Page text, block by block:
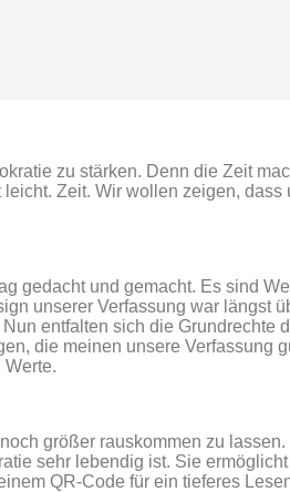
zu stärken. Denn die Zeit
Zeit. Wir wollen zeigen,
gedacht und gemacht. Es sind
unserer Verfassung war
entfalten sich die
die meinen unsere Verfassung
größer rauskommen zu
sehr lebendig ist. Sie
QR-Code für ein tieferes